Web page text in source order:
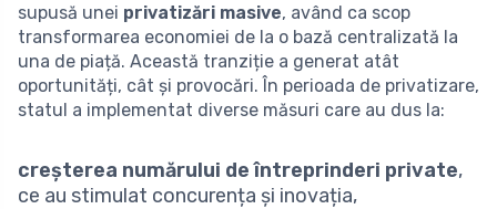
supusă unei privatizări masive, având ca scop
transformarea economiei de la o bază centralizată la
una de piață. Această tranziție a generat atât
oportunități, cât și provocări. În perioada de privatizare,
statul a implementat diverse măsuri care au dus la:
creșterea numărului de întreprinderi private,
ce au stimulat concurența și inovația,